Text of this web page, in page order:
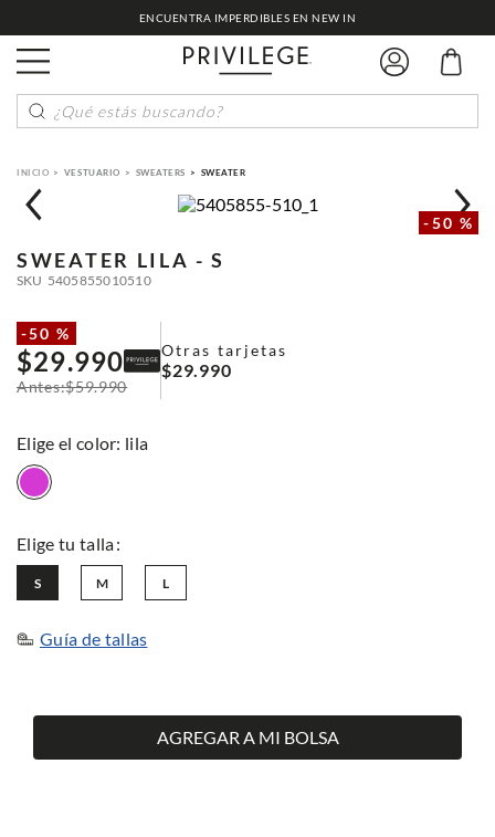
ENCUENTRA IMPERDIBLES EN NEW IN
¿Qué estás buscando?
VESTUARIO SWEATERS SWEATER
-50 %
SWEATER LILA - S
SKU 5405855010510
-50 %
$29.990
$59.990
Otras tarjetas
$29.990
: lila
L
M
S
Guía de tallas
AGREGAR A MI BOLSA